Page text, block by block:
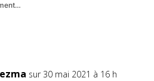
sur 30 mai 2021 à 16 h